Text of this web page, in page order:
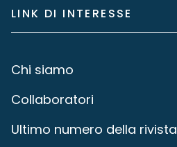
LINK DI INTERESSE
Chi siamo
Collaboratori
Ultimo numero della rivista